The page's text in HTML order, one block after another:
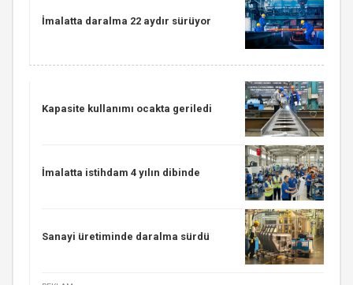
İmalatta daralma 22 aydır sürüyor
Kapasite kullanımı ocakta geriledi
İmalatta istihdam 4 yılın dibinde
Sanayi üretiminde daralma sürdü